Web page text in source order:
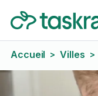
Accueil > Villes >